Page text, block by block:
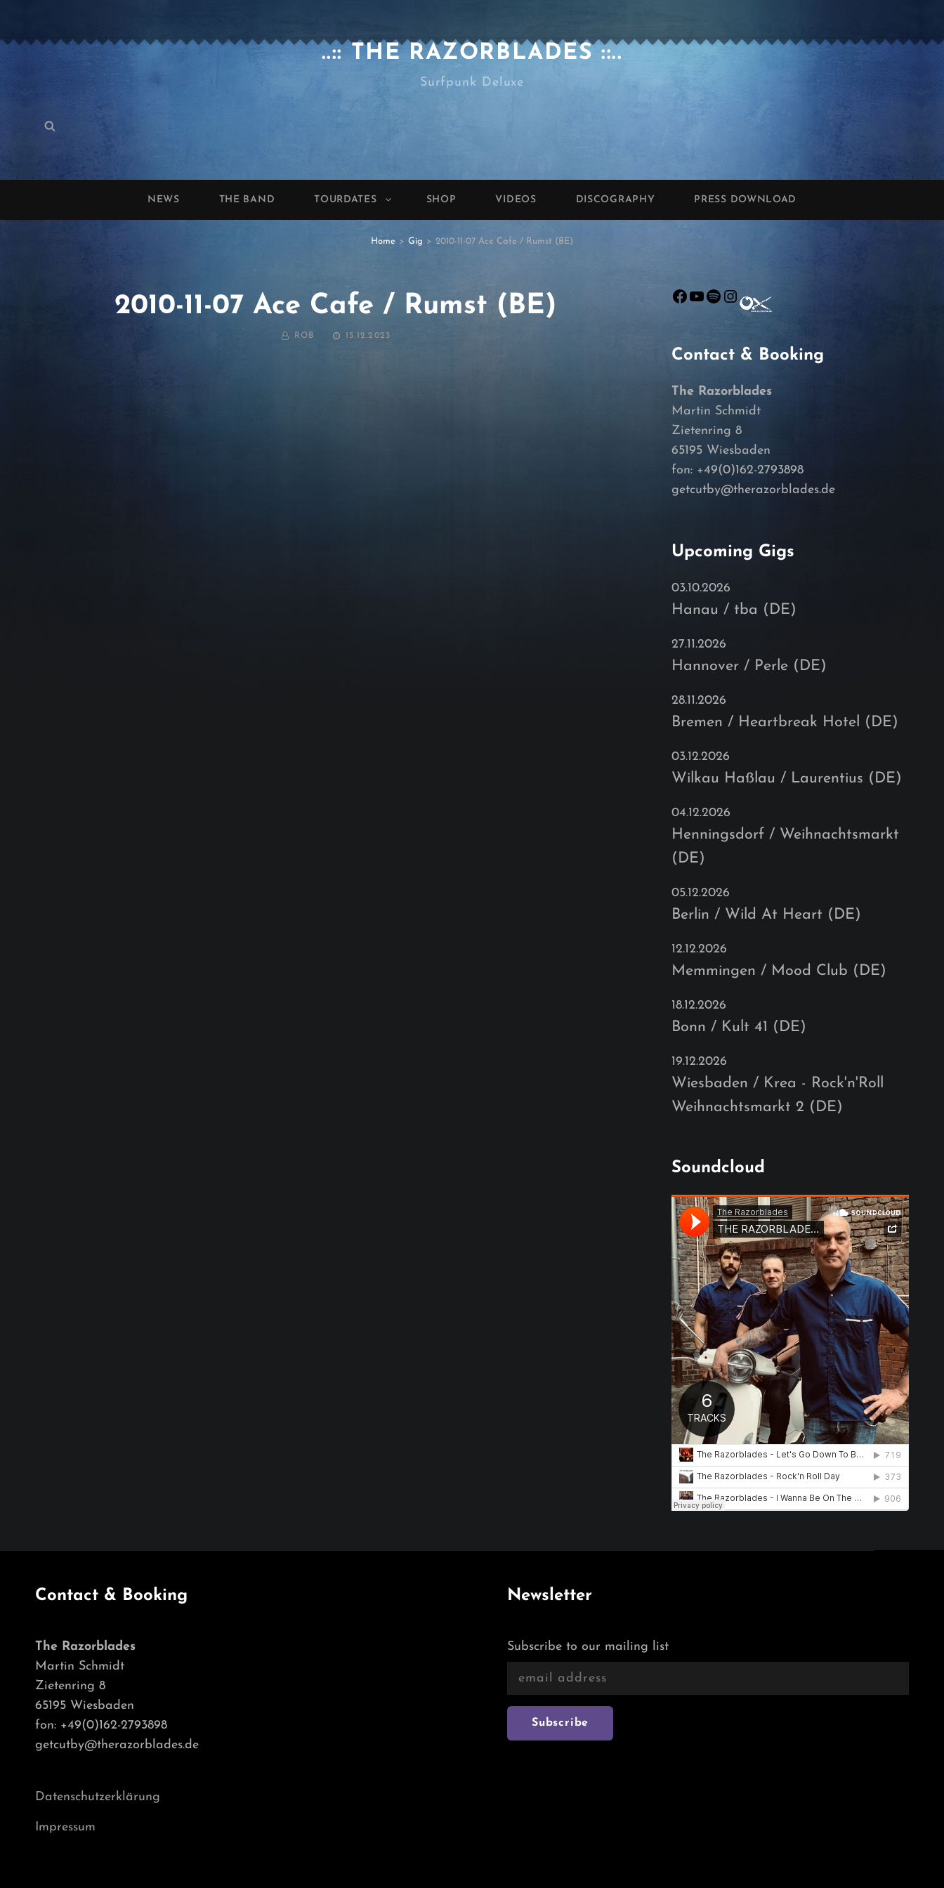
..:: THE RAZORBLADES ::..
Surfpunk Deluxe
Search
NEWS THE BAND TOURDATES SHOP VIDEOS DISCOGRAPHY PRESS DOWNLOAD
Home > Gig > 2010-11-07 Ace Cafe / Rumst (BE)
2010-11-07 Ace Cafe / Rumst (BE)
BY ROB
POSTED
15.12.2023
Facebook
YouTube
Spotify
Instagram
Contact & Booking
The Razorblades
Martin Schmidt
Zietenring 8
65195 Wiesbaden
fon: +49(0)162-2793898
getcutby@therazorblades.de
Upcoming Gigs
03.10.2026
Hanau / tba (DE)
27.11.2026
Hannover / Perle (DE)
28.11.2026
Bremen / Heartbreak Hotel (DE)
03.12.2026
Wilkau Haßlau / Laurentius (DE)
04.12.2026
Henningsdorf / Weihnachtsmarkt
(DE)
05.12.2026
Berlin / Wild At Heart (DE)
12.12.2026
Memmingen / Mood Club (DE)
18.12.2026
Bonn / Kult 41 (DE)
19.12.2026
Wiesbaden / Krea - Rock'n'Roll
Weihnachtsmarkt 2 (DE)
Soundcloud
Contact & Booking
The Razorblades
Martin Schmidt
Zietenring 8
65195 Wiesbaden
fon: +49(0)162-2793898
getcutby@therazorblades.de
Datenschutzerklärung
Impressum
Newsletter
Subscribe to our mailing list